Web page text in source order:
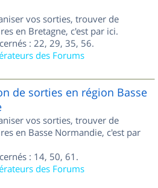
vos sorties, trouver de
en Bretagne, c'est par ici.
: 22, 29, 35, 56.
des Forums
de sorties en région Basse
vos sorties, trouver de
en Basse Normandie, c'est par
: 14, 50, 61.
des Forums